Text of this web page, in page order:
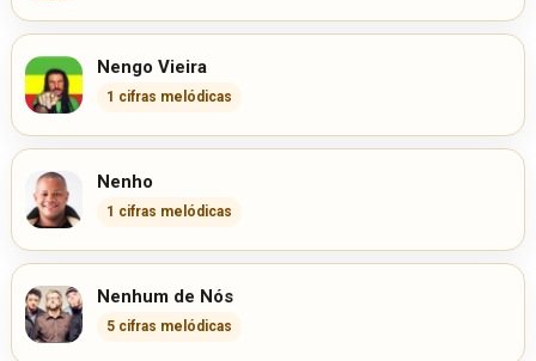
Nengo Vieira
1 cifras melódicas
Nenho
1 cifras melódicas
Nenhum de Nós
5 cifras melódicas